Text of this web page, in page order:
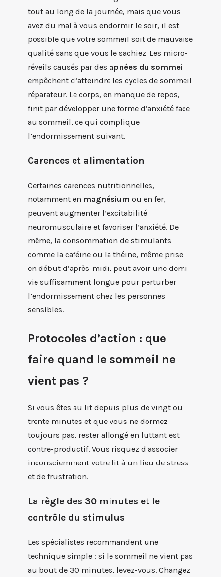
tout au long de la journée, mais que vous
avez du mal à vous endormir le soir, il est
possible que votre sommeil soit de mauvaise
qualité sans que vous le sachiez. Les micro-
réveils causés par des apnées du sommeil
empêchent d’atteindre les cycles de sommeil
réparateur. Le corps, en manque de repos,
finit par développer une forme d’anxiété face
au sommeil, ce qui complique
l’endormissement suivant.
Carences et alimentation
Certaines carences nutritionnelles,
notamment en magnésium ou en fer,
peuvent augmenter l’excitabilité
neuromusculaire et favoriser l’anxiété. De
même, la consommation de stimulants
comme la caféine ou la théine, même prise
en début d’après-midi, peut avoir une demi-
vie suffisamment longue pour perturber
l’endormissement chez les personnes
sensibles.
Protocoles d’action : que
faire quand le sommeil ne
vient pas ?
Si vous êtes au lit depuis plus de vingt ou
trente minutes et que vous ne dormez
toujours pas, rester allongé en luttant est
contre-productif. Vous risquez d’associer
inconsciemment votre lit à un lieu de stress
et de frustration.
La règle des 30 minutes et le
contrôle du stimulus
Les spécialistes recommandent une
technique simple : si le sommeil ne vient pas
au bout de 30 minutes, levez-vous. Changez